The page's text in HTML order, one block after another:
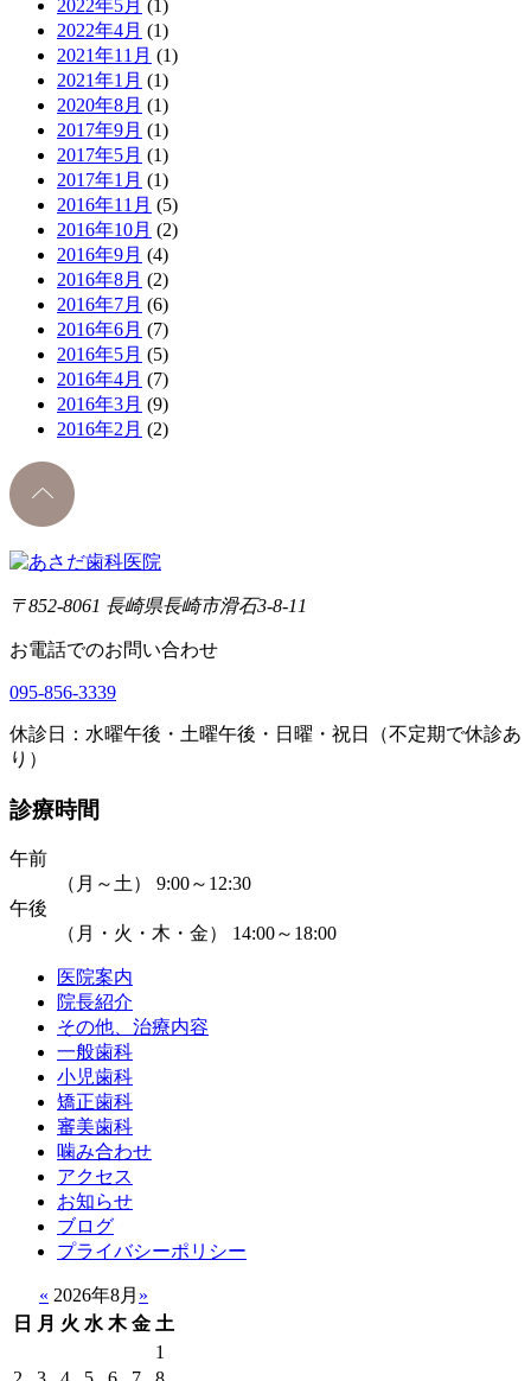
2022年5月 (1)
2022年4月 (1)
2021年11月 (1)
2021年1月 (1)
2020年8月 (1)
2017年9月 (1)
2017年5月 (1)
2017年1月 (1)
2016年11月 (5)
2016年10月 (2)
2016年9月 (4)
2016年8月 (2)
2016年7月 (6)
2016年6月 (7)
2016年5月 (5)
2016年4月 (7)
2016年3月 (9)
2016年2月 (2)
〒852-8061 長崎県長崎市滑石3-8-11
お電話でのお問い合わせ
095-856-3339
休診日：水曜午後・土曜午後・日曜・祝日（不定期で休診あ
り）
診療時間
午前
（月～土） 9:00～12:30
午後
（月・火・木・金） 14:00～18:00
医院案内
院長紹介
その他、治療内容
一般歯科
小児歯科
矯正歯科
審美歯科
噛み合わせ
アクセス
お知らせ
ブログ
プライバシーポリシー
« 2026年8月 »
日 月 火 水 木 金 土
1